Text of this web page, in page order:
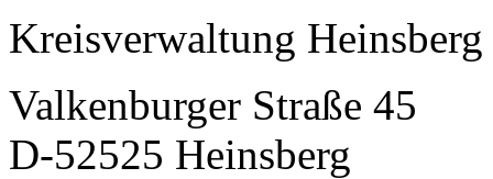
Kreisverwaltung Heinsberg
Valkenburger Straße 45
D-52525 Heinsberg